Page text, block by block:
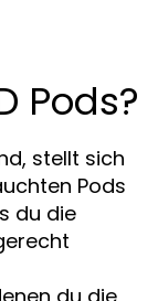
Pods?
stellt sich
Pods
du die